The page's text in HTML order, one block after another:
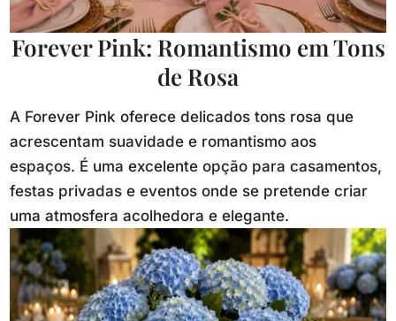
Forever Pink: Romantismo em Tons
de Rosa
A Forever Pink oferece delicados tons rosa que
acrescentam suavidade e romantismo aos
espaços. É uma excelente opção para casamentos,
festas privadas e eventos onde se pretende criar
uma atmosfera acolhedora e elegante.